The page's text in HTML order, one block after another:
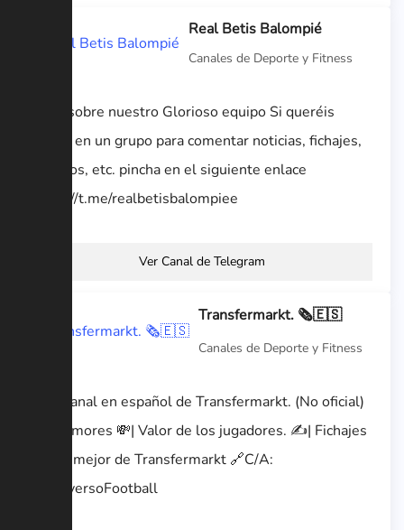
Real Betis Balompié
Canales de Deporte y Fitness
Todo sobre nuestro Glorioso equipo Si queréis
entrar en un grupo para comentar noticias, fichajes,
partidos, etc. pincha en el siguiente enlace
https://t.me/realbetisbalompiee
Ver Canal de Telegram
Transfermarkt. 🗞🇪🇸
Canales de Deporte y Fitness
🇪🇸Canal en español de Transfermarkt. (No oficial)
🚨| Rumores 💸| Valor de los jugadores. ✍️| Fichajes
🔝| Lo mejor de Transfermarkt 🔗C/A:
@UniversoFootball